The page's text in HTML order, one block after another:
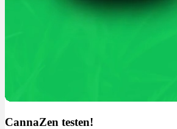
CannaZen testen!